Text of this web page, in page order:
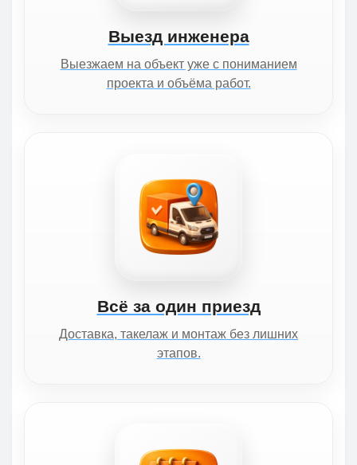
Выезд инженера
Выезжаем на объект уже с пониманием
проекта и объёма работ.
Всё за один приезд
Доставка, такелаж и монтаж без лишних
этапов.